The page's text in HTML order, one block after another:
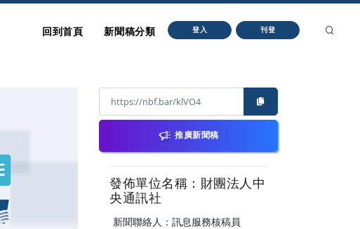
回到首頁 新聞稿分類 登入 刊登
推廣新聞稿
發佈單位名稱：財團法人中
央通訊社
新聞聯絡人：訊息服務核稿員